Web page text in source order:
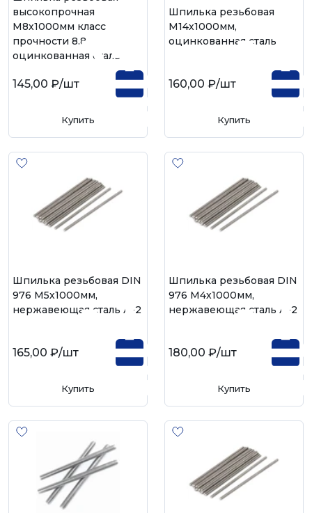
высокопрочная
М8х1000мм класс
прочности 8.8,
оцинкованная сталь
145,00 ₽/шт
Купить
Шпилька резьбовая
М14х1000мм,
оцинкованная сталь
160,00 ₽/шт
Купить
Шпилька резьбовая DIN
976 М5х1000мм,
нержавеющая сталь А-2
165,00 ₽/шт
Купить
Шпилька резьбовая DIN
976 М4х1000мм,
нержавеющая сталь А-2
180,00 ₽/шт
Купить